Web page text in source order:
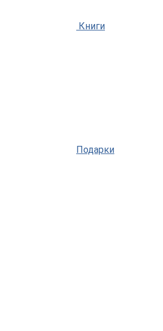
Книги
Подарки